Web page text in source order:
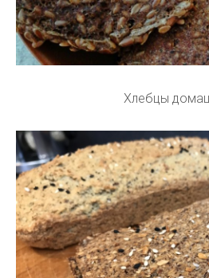
Хлебцы